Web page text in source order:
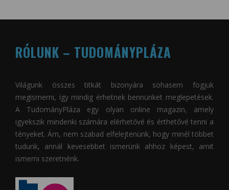
RÓLUNK – TUDOMÁNYPLÁZA
Világunk összes titkát bizonyára sohasem fogjuk
megismerni, így mindig érhetnek bennünket meglepetések.
A TudományPláza egy olyan online magazin, amely
igyekszik mindenki számára elérhetővé és érthetővé tenni a
tényeket. Ám, nem szabad elfelejtenünk, hogy minél többet
tudunk, annál kevesebbet ismerünk ahhoz képest, amit
ismerni szeretnénk.